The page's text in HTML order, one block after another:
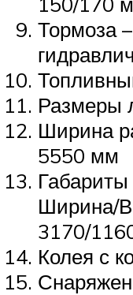
Тормоза
Размеры
Ширина
5550 мм
Ширина/
3170/
Колея с